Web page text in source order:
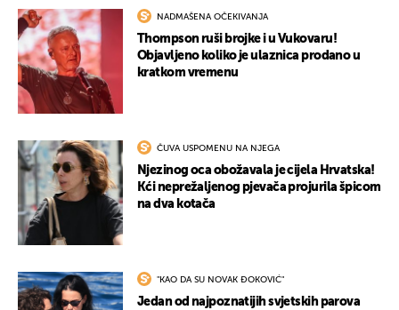
NADMAŠENA OČEKIVANJA
Thompson ruši brojke i u Vukovaru!
Objavljeno koliko je ulaznica prodano u
kratkom vremenu
ČUVA USPOMENU NA NJEGA
Njezinog oca obožavala je cijela Hrvatska!
Kći neprežaljenog pjevača projurila špicom
na dva kotača
"KAO DA SU NOVAK ĐOKOVIĆ"
Jedan od najpoznatijih svjetskih parova